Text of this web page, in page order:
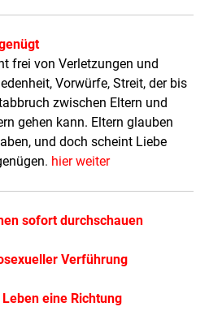
frei von Verletzungen und
Vorwürfe, Streit, der bis
zwischen Eltern und
gehen kann. Eltern glauben
und doch scheint Liebe
. hier weiter
sofort durchschauen
Verführung
eine Richtung